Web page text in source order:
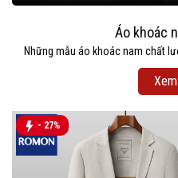
Áo khoác
Những mẫu áo khoác nam chất
- 27%